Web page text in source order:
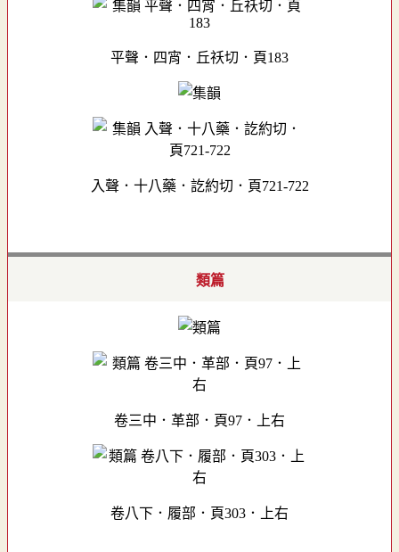
平聲．四宵．丘祅切．頁183
入聲．十八藥．訖約切．頁721-722
類篇
卷三中．革部．頁97．上右
卷八下．履部．頁303．上右